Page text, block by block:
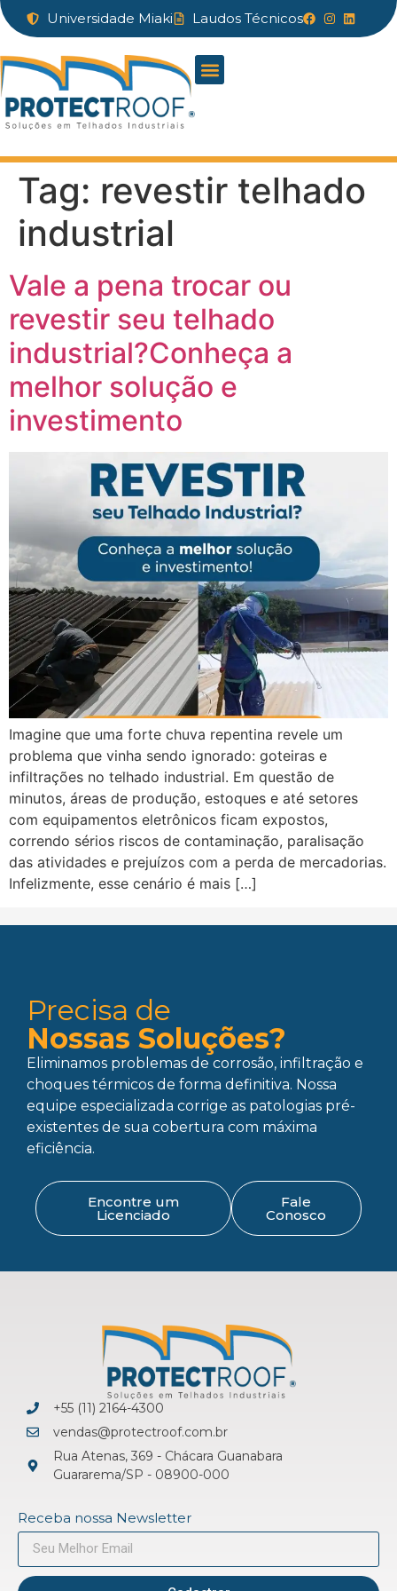
Universidade Miaki Laudos Técnicos
Tag: revestir telhado
industrial
Vale a pena trocar ou
revestir seu telhado
industrial?Conheça a
melhor solução e
investimento
Imagine que uma forte chuva repentina revele um
problema que vinha sendo ignorado: goteiras e
infiltrações no telhado industrial. Em questão de
minutos, áreas de produção, estoques e até setores
com equipamentos eletrônicos ficam expostos,
correndo sérios riscos de contaminação, paralisação
das atividades e prejuízos com a perda de mercadorias.
Infelizmente, esse cenário é mais […]
Precisa de
Nossas Soluções?
Eliminamos problemas de corrosão, infiltração e
choques térmicos de forma definitiva. Nossa
equipe especializada corrige as patologias pré-
existentes de sua cobertura com máxima
eficiência.
Encontre um
Licenciado
Fale
Conosco
+55 (11) 2164-4300
vendas@protectroof.com.br
Rua Atenas, 369 - Chácara Guanabara
Guararema/SP - 08900-000
Receba nossa Newsletter